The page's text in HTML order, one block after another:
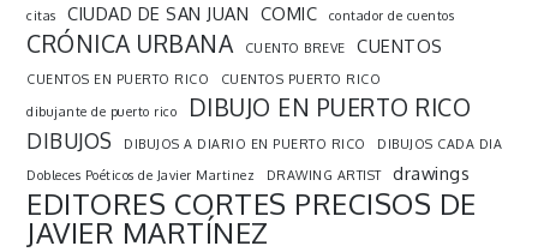
citas
CIUDAD DE SAN JUAN COMIC contador de cuentos
CRÓNICA URBANA CUENTO BREVE CUENTOS
CUENTOS EN PUERTO RICO
CUENTOS PUERTO RICO
dibujante de puerto rico
DIBUJO EN PUERTO RICO
DIBUJOS DIBUJOS A DIARIO EN PUERTO RICO
DIBUJOS CADA DIA
Dobleces Poéticos de Javier Martinez
DRAWING ARTIST drawings
EDITORES CORTES PRECISOS DE
JAVIER MARTÍNEZ